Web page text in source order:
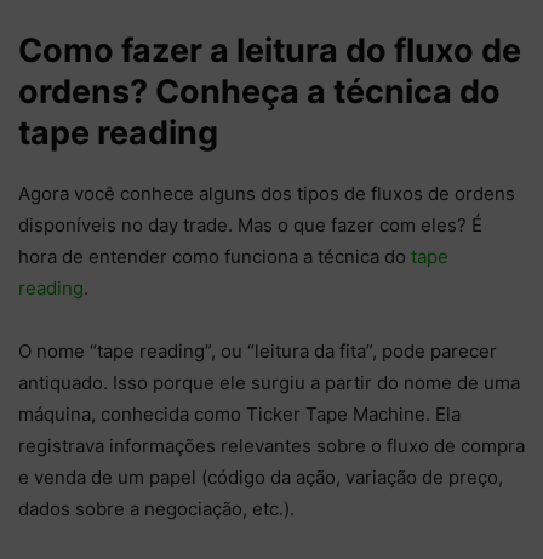
Como fazer a leitura do fluxo de
ordens? Conheça a técnica do
tape reading
Agora você conhece alguns dos tipos de fluxos de ordens
disponíveis no day trade. Mas o que fazer com eles? É
hora de entender como funciona a técnica do tape
reading.
O nome “tape reading”, ou “leitura da fita”, pode parecer
antiquado. Isso porque ele surgiu a partir do nome de uma
máquina, conhecida como Ticker Tape Machine. Ela
registrava informações relevantes sobre o fluxo de compra
e venda de um papel (código da ação, variação de preço,
dados sobre a negociação, etc.).